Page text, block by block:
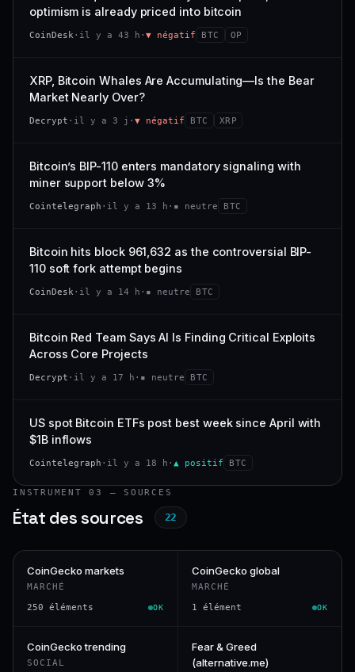
CONFIANCE
VAR. 7 J VAR. 30 J
CONFIANCE
momentum 24 h dégradé (+0,0 %), volume 24 h atone
(0,9 % de sa capitalisation échangés).
538 M$ 4,7 M$
−2,9 % −1,9 %
−50,0 % #93
CONFIANCE
optimism is already priced into bitcoin
CoinDesk · il y a 43 h · ▼ négatif BTC OP
XRP, Bitcoin Whales Are Accumulating—Is the Bear
Market Nearly Over?
Decrypt · il y a 3 j · ▼ négatif BTC XRP
Bitcoin’s BIP-110 enters mandatory signaling with
miner support below 3%
Cointelegraph · il y a 13 h · ▪ neutre BTC
Bitcoin hits block 961,632 as the controversial BIP-
110 soft fork attempt begins
CoinDesk · il y a 14 h · ▪ neutre BTC
Bitcoin Red Team Says AI Is Finding Critical Exploits
Across Core Projects
Decrypt · il y a 17 h · ▪ neutre BTC
US spot Bitcoin ETFs post best week since April with
$1B inflows
Cointelegraph · il y a 18 h · ▲ positif BTC
INSTRUMENT 03 — SOURCES
État des sources 22
CoinGecko markets
MARCHÉ
250 éléments OK
CoinGecko global
MARCHÉ
1 élément OK
CoinGecko trending
SOCIAL
Fear & Greed
(alternative.me)